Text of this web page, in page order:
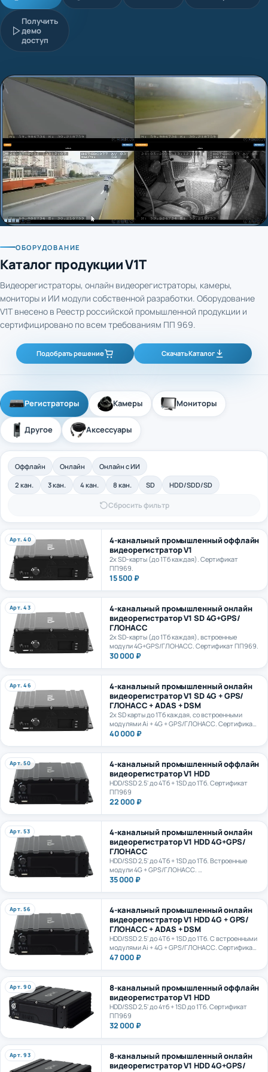
Получить
демо
доступ
Каталог продукции V1T
мониторы и ИИ модули собственной разработки. Оборудование
V1T внесено в Реестр российской промышленной продукции и
сертифицировано по всем требованиям ПП 969.
Подобрать решение Скачать Каталог
Оффлайн Онлайн Онлайн с ИИ
3 кан. 4 кан. SD HDD/SDD/SD
Арт. 40
4-канальный промышленный оффлайн
видеорегистратор V1
2х SD-карты (до 1Тб каждая). Сертификат
ПП969.
15 500 ₽
Арт. 43
4-канальный промышленный онлайн
видеорегистратор V1 SD 4G+GPS/
ГЛОНАСС
2х SD-карты (до 1Тб каждая), встроенные
модули 4G+GPS/ГЛОНАСС. Сертификат ПП969.
30 000 ₽
Арт. 46
4-канальный промышленный онлайн
видеорегистратор V1 SD 4G + GPS/
ГЛОНАСС + ADAS + DSM
2х SD карты до 1Тб каждая, со встроенными
модулями Ai + 4G + GPS/ГЛОНАСС. Сертификат
ПП969.
40 000 ₽
Арт. 50
4-канальный промышленный оффлайн
видеорегистратор V1 HDD
HDD/SSD 2.5' до 4Тб + 1SD до 1Тб. Сертификат
ПП969
22 000 ₽
Арт. 53
4-канальный промышленный онлайн
видеорегистратор V1 HDD 4G+GPS/
ГЛОНАСС
HDD/SSD 2,5' до 4Тб + 1SD до 1Тб. Встроенные
модули 4G + GPS/ГЛОНАСС.
Сертификат ПП969
35 000 ₽
Арт. 56
4-канальный промышленный онлайн
видеорегистратор V1 HDD 4G + GPS/
ГЛОНАСС + ADAS + DSM
HDD/SSD 2.5' до 4Тб + 1SD до 1Тб. С встроенными
модулями Ai + 4G + GPS/ГЛОНАСС. Сертификат
ПП969. Сертификат ИИ ГОСТ Р 70885-2023
47 000 ₽
Арт. 90
8-канальный промышленный оффлайн
видеорегистратор V1 HDD
HDD/SSD 2,5' до 4тб + 1SD до 1Тб. Сертификат
ПП969
32 000 ₽
Арт. 93
8-канальный промышленный онлайн
видеорегистратор V1 HDD 4G+GPS/
ГЛОНАСС